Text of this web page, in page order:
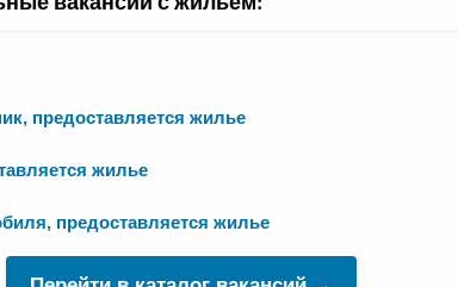
предоставляется жилье
жилье
предоставляется жилье